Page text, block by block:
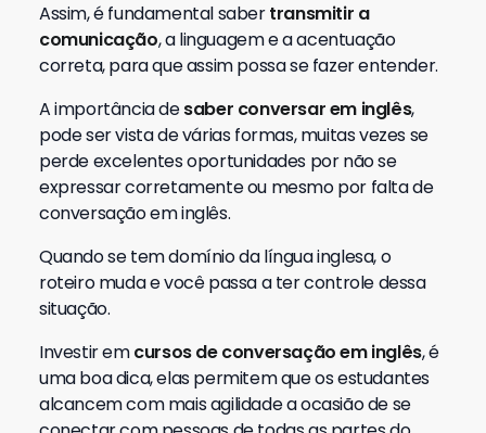
Assim, é fundamental sabertransmitir a
comunicação, a linguagem e a acentuação
correta, para que assim possa se fazer entender.
A importância desaber conversar em inglês,
pode ser vista de várias formas, muitas vezes se
perde excelentes oportunidades por não se
expressar corretamente ou mesmo por falta de
conversação em inglês.
Quando se tem domínio da língua inglesa, o
roteiro muda e você passa a ter controle dessa
situação.
Investir emcursos deconversação em inglês, é
uma boa dica, elas permitem que os estudantes
alcancem com mais agilidade a ocasião de se